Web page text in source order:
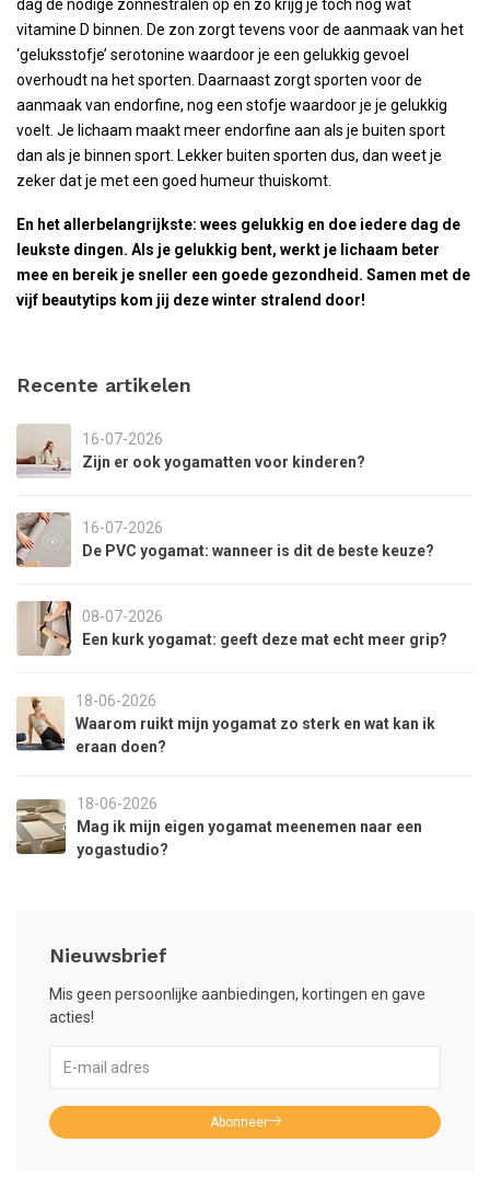
dag de nodige zonnestralen op en zo krijg je toch nog wat
vitamine D binnen. De zon zorgt tevens voor de aanmaak van het
‘geluksstofje’ serotonine waardoor je een gelukkig gevoel
overhoudt na het sporten. Daarnaast zorgt sporten voor de
aanmaak van endorfine, nog een stofje waardoor je je gelukkig
voelt. Je lichaam maakt meer endorfine aan als je buiten sport
dan als je binnen sport. Lekker buiten sporten dus, dan weet je
zeker dat je met een goed humeur thuiskomt.
En het allerbelangrijkste: wees gelukkig en doe iedere dag de
leukste dingen. Als je gelukkig bent, werkt je lichaam beter
mee en bereik je sneller een goede gezondheid. Samen met de
vijf beautytips kom jij deze winter stralend door!
Recente artikelen
16-07-2026
Zijn er ook yogamatten voor kinderen?
16-07-2026
De PVC yogamat: wanneer is dit de beste keuze?
08-07-2026
Een kurk yogamat: geeft deze mat echt meer grip?
18-06-2026
Waarom ruikt mijn yogamat zo sterk en wat kan ik
eraan doen?
18-06-2026
Mag ik mijn eigen yogamat meenemen naar een
yogastudio?
Nieuwsbrief
Mis geen persoonlijke aanbiedingen, kortingen en gave
acties!
Abonneer